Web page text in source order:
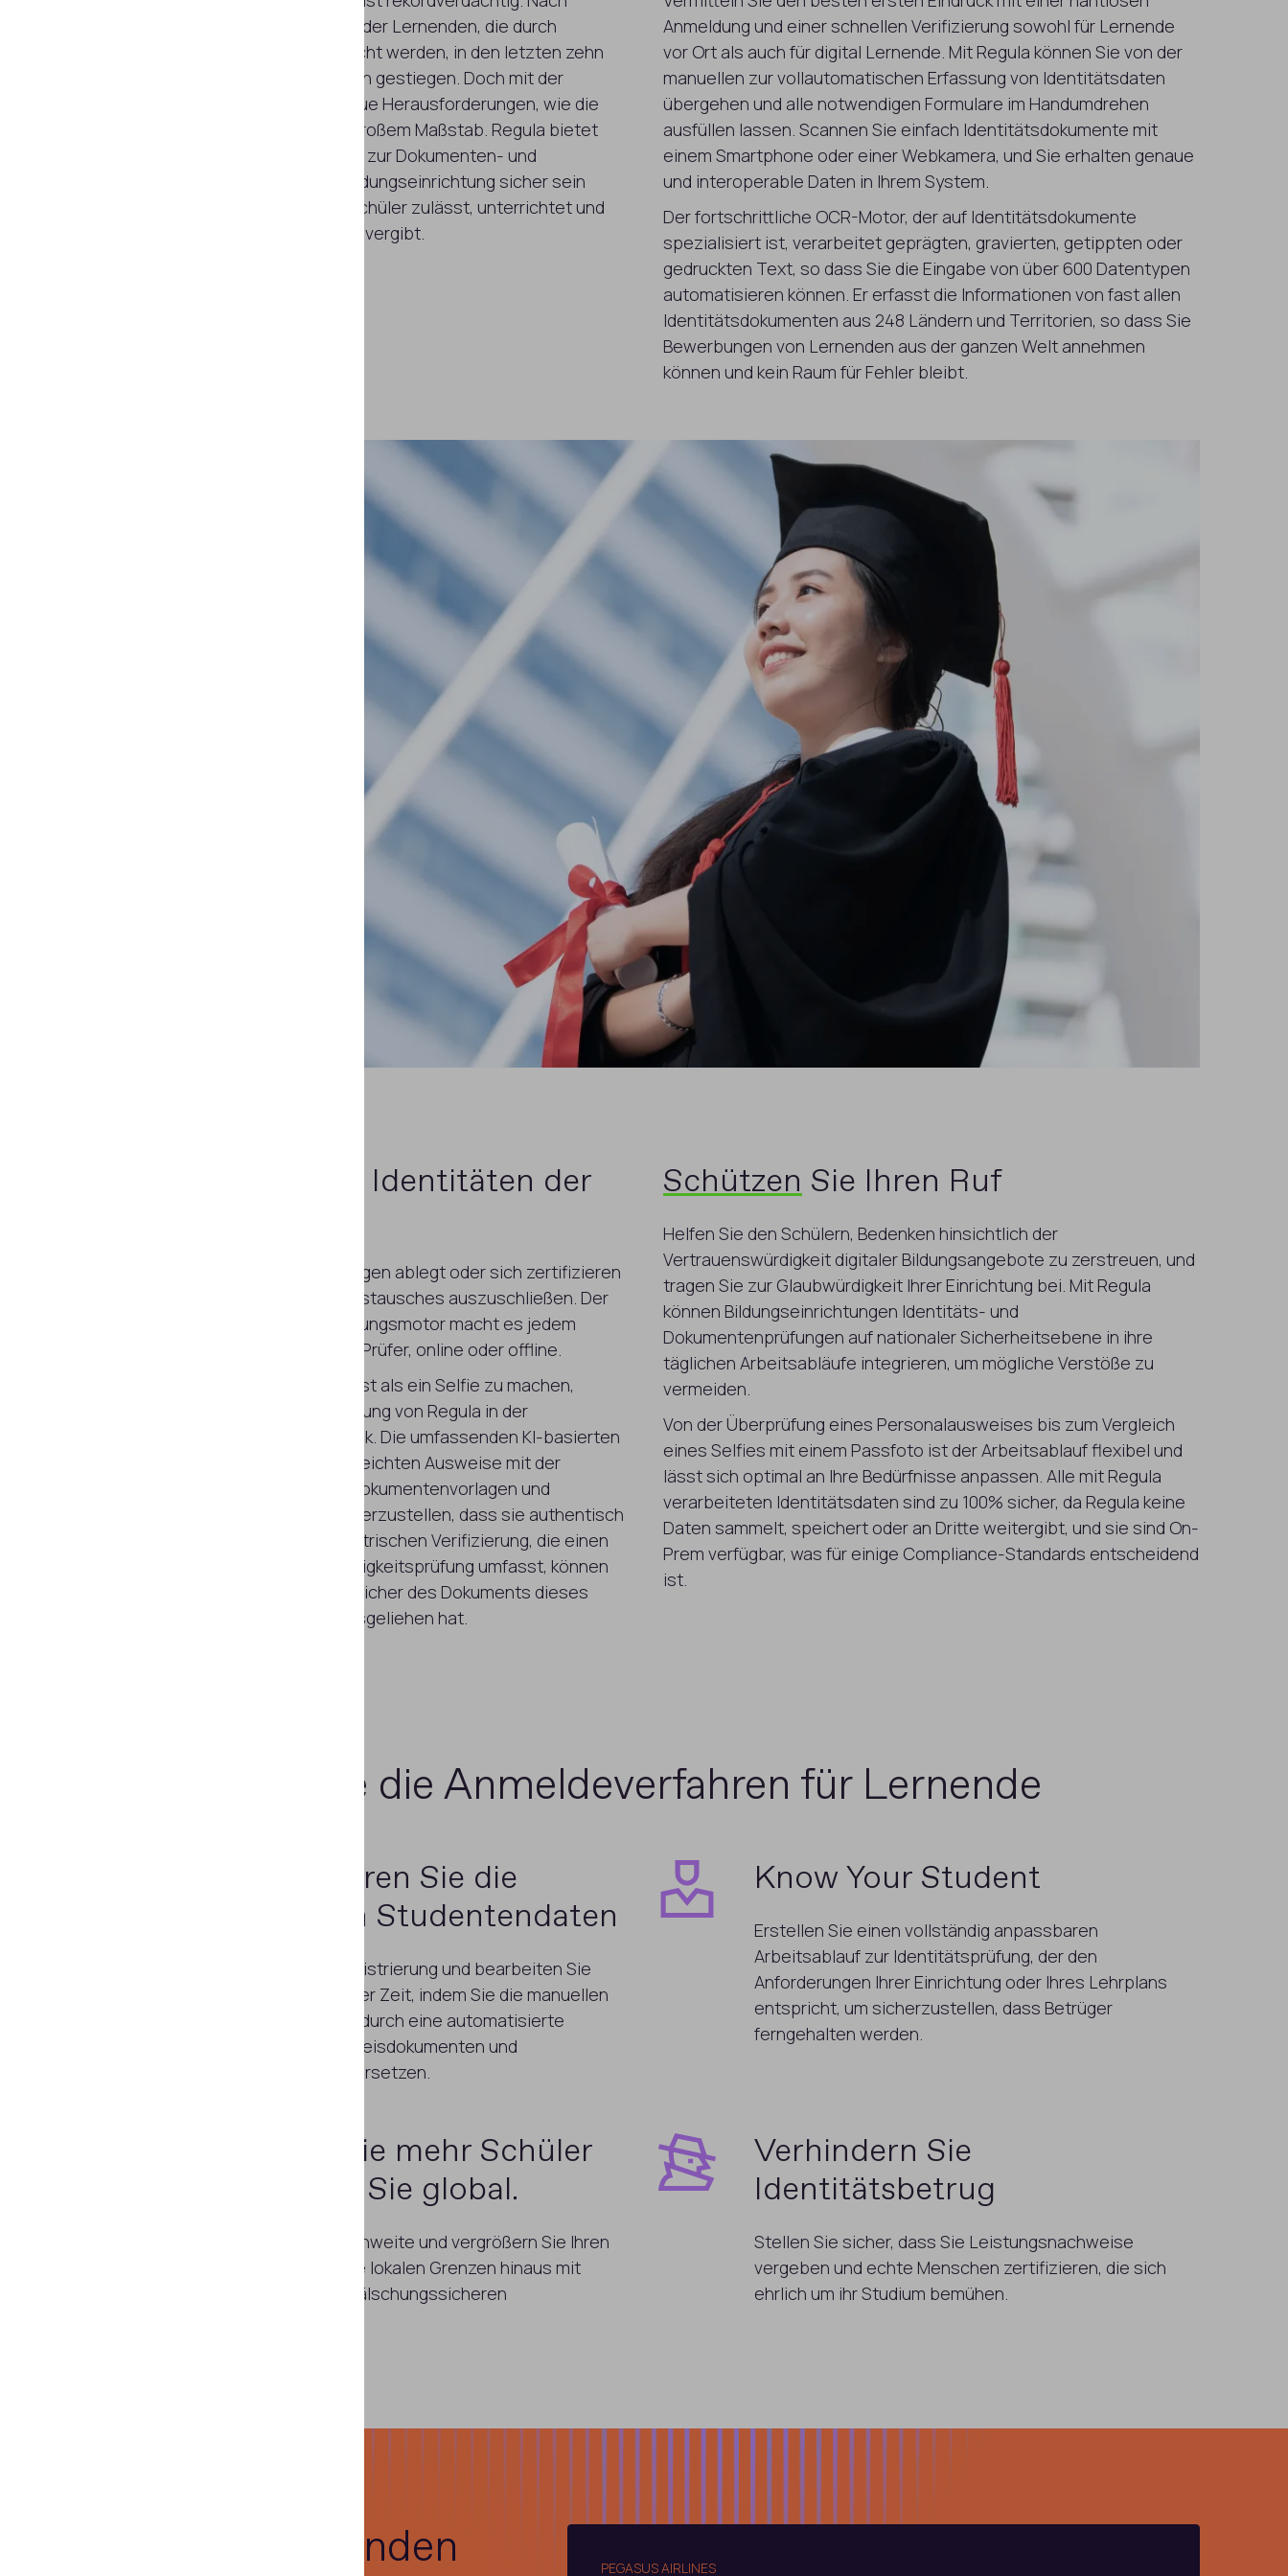
Angaben von McKinsey ist die Zahl der Lernenden, die durch
massive offene Online-Kurse erreicht werden, in den letzten zehn
Jahren von 300.000 auf 220 Millionen gestiegen. Doch mit der
steigenden Nachfrage kommen neue Herausforderungen, wie die
zuverlässige Identitätsprüfung in großem Maßstab. Regula bietet
eine technologiegestützte Lösung zur Dokumenten- und
Identitätsprüfung an, damit jede Bildungseinrichtung sicher sein
kann, dass sie ihre tatsächlichen Schüler zulässt, unterrichtet und
akademische Leistungsnachweise vergibt.
Anmeldung und einer schnellen Verifizierung sowohl für Lernende
vor Ort als auch für digital Lernende. Mit Regula können Sie von der
manuellen zur vollautomatischen Erfassung von Identitätsdaten
übergehen und alle notwendigen Formulare im Handumdrehen
ausfüllen lassen. Scannen Sie einfach Identitätsdokumente mit
einem Smartphone oder einer Webkamera, und Sie erhalten genaue
und interoperable Daten in Ihrem System.
Der fortschrittliche OCR-Motor, der auf Identitätsdokumente
spezialisiert ist, verarbeitet geprägten, gravierten, getippten oder
gedruckten Text, so dass Sie die Eingabe von über 600 Datentypen
automatisieren können. Er erfasst die Informationen von fast allen
Identitätsdokumenten aus 248 Ländern und Territorien, so dass Sie
Bewerbungen von Lernenden aus der ganzen Welt annehmen
können und kein Raum für Fehler bleibt.
Sie die Identitäten der
Erfahren Sie in Echtzeit, wer Prüfungen ablegt oder sich zertifizieren
lässt, um das Risiko eines Identitätstausches auszuschließen. Der
speziell entwickelte Identitätsprüfungsmotor macht es jedem
leicht, sei es Schüler, Prüfling oder Prüfer, online oder offline.
Ein Prozess, der nicht schwieriger ist als ein Selfie zu machen,
profitiert von der 30-jährigen Erfahrung von Regula in der
Dokumenten- und Identitätsforensik. Die umfassenden KI-basierten
Algorithmen vergleichen die eingereichten Ausweise mit der
weltweit größten Datenbank von Dokumentenvorlagen und
überprüfen jedes Merkmal, um sicherzustellen, dass sie authentisch
und gültig sind. Und dank der biometrischen Verifizierung, die einen
Gesichtsabgleich und eine Lebendigkeitsprüfung umfasst, können
Sie auch sicher sein, dass der Einreicher des Dokuments dieses
nicht von einer anderen Person ausgeliehen hat.
Schützen Sie Ihren Ruf
Helfen Sie den Schülern, Bedenken hinsichtlich der
Vertrauenswürdigkeit digitaler Bildungsangebote zu zerstreuen, und
tragen Sie zur Glaubwürdigkeit Ihrer Einrichtung bei. Mit Regula
können Bildungseinrichtungen Identitäts- und
Dokumentenprüfungen auf nationaler Sicherheitsebene in ihre
täglichen Arbeitsabläufe integrieren, um mögliche Verstöße zu
vermeiden.
Von der Überprüfung eines Personalausweises bis zum Vergleich
eines Selfies mit einem Passfoto ist der Arbeitsablauf flexibel und
lässt sich optimal an Ihre Bedürfnisse anpassen. Alle mit Regula
verarbeiteten Identitätsdaten sind zu 100% sicher, da Regula keine
Daten sammelt, speichert oder an Dritte weitergibt, und sie sind On-
Prem verfügbar, was für einige Compliance-Standards entscheidend
ist.
Sie die Anmeldeverfahren für Lernende
Automatisieren Sie die
Eingabe von Studentendaten
Optimieren Sie die Registrierung und bearbeiten Sie
mehr Anträge in kürzerer Zeit, indem Sie die manuellen
Verwaltungsverfahren durch eine automatisierte
Überprüfung von Ausweisdokumenten und
biometrischen Daten ersetzen.
Know Your Student
Erstellen Sie einen vollständig anpassbaren
Arbeitsablauf zur Identitätsprüfung, der den
Anforderungen Ihrer Einrichtung oder Ihres Lehrplans
entspricht, um sicherzustellen, dass Betrüger
ferngehalten werden.
Gewinnen Sie mehr Schüler
und werden Sie global.
Erweitern Sie Ihre Reichweite und vergrößern Sie Ihren
Schülerstamm über die lokalen Grenzen hinaus mit
einem einfachen und fälschungssicheren
Verhindern Sie
Identitätsbetrug
Stellen Sie sicher, dass Sie Leistungsnachweise
vergeben und echte Menschen zertifizieren, die sich
ehrlich um ihr Studium bemühen.
Was unsere Kunden
PEGASUS AIRLINES